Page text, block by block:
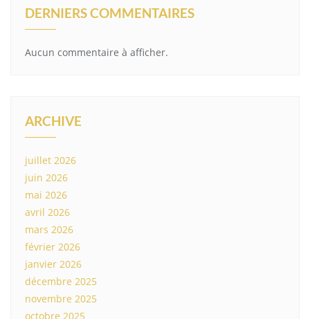
DERNIERS COMMENTAIRES
Aucun commentaire à afficher.
ARCHIVE
juillet 2026
juin 2026
mai 2026
avril 2026
mars 2026
février 2026
janvier 2026
décembre 2025
novembre 2025
octobre 2025